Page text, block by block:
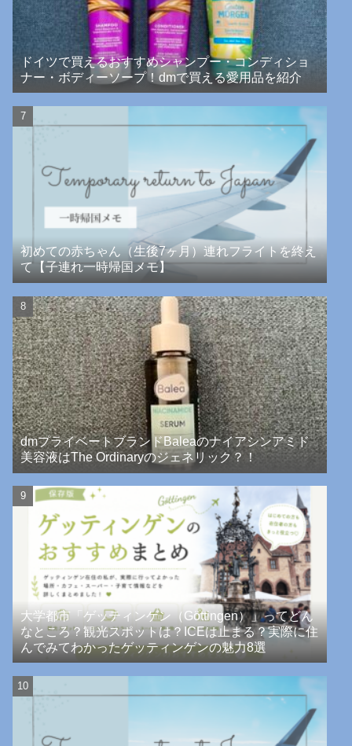
ドイツで買えるおすすめシャンプー・コンディショ
ナー・ボディーソープ！dmで買える愛用品を紹介
初めての赤ちゃん（生後7ヶ月）連れフライトを終え
て【子連れ一時帰国メモ】
dmプライベートブランドBaleaのナイアシンアミド
美容液はThe Ordinaryのジェネリック？！
大学都市「ゲッティンゲン（Göttingen）」ってどん
なところ？観光スポットは？ICEは止まる？実際に住
んでみてわかったゲッティンゲンの魅力8選